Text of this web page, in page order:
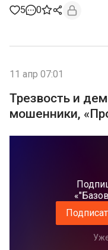
5 0
11 апр 07:01
Трезвость и
мошенники,